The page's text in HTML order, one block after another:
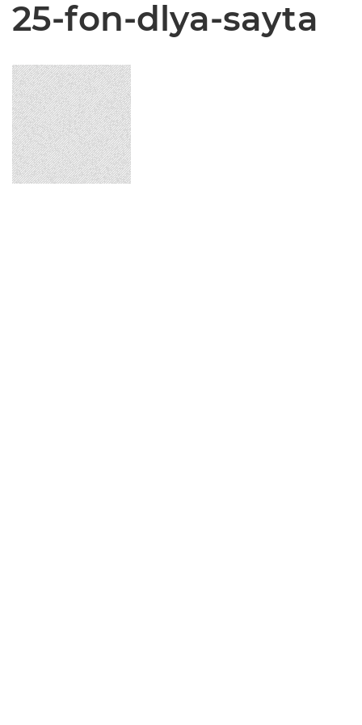
25-fon-dlya-sayta